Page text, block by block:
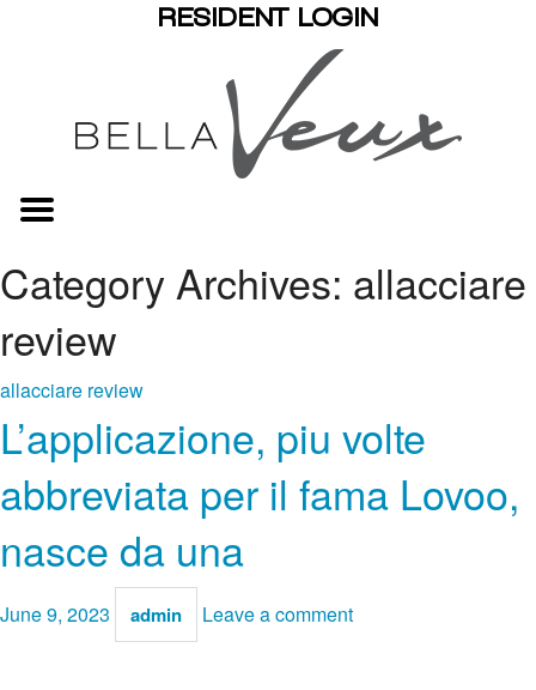
RESIDENT LOGIN
Category Archives: allacciare
review
allacciare review
L’applicazione, piu volte
abbreviata per il fama Lovoo,
nasce da una
June 9, 2023 admin Leave a comment